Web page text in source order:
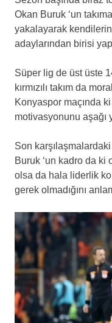
Okan Buruk ‘un
yakalayarak
adaylarından birisi
Süper lig de üst üste
kırmızılı takım da
Konyaspor maçında
motivasyonunu aşağı
Son
Buruk ‘un kadro da ki
olsa da hala liderlik
gerek olmadığını